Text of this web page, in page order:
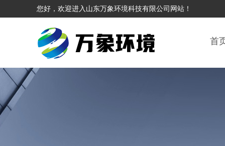
您好，欢迎进入山东万象环境科技有限公司网站！
首